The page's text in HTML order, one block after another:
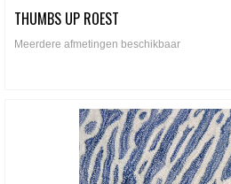
THUMBS UP ROEST
Meerdere afmetingen beschikbaar